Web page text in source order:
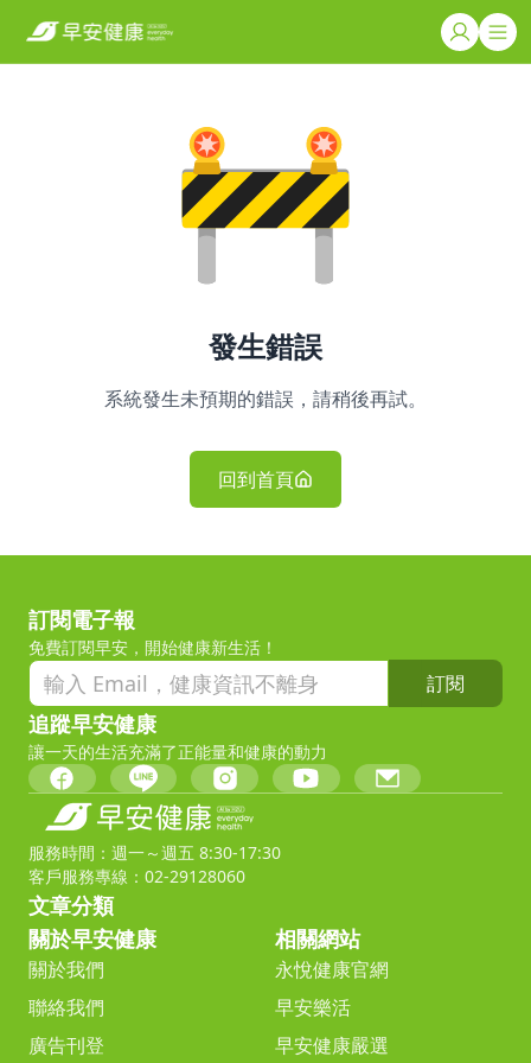
發生錯誤
系統發生未預期的錯誤，請稍後再試。
回到首頁
訂閱電子報
免費訂閱早安，開始健康新生活！
訂閱
追蹤早安健康
讓一天的生活充滿了正能量和健康的動力
服務時間：週一～週五 8:30-17:30
客戶服務專線：02-29128060
文章分類
關於早安健康
關於我們
聯絡我們
廣告刊登
相關網站
永悅健康官網
早安樂活
早安健康嚴選